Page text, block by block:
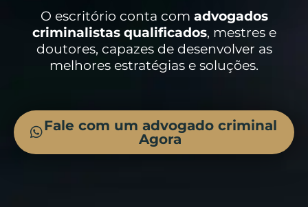
O escritório conta com advogados
criminalistasqualificados, mestres e
doutores, capazes de desenvolver as
melhores estratégias e soluções.
Fale com um advogado criminal
Agora